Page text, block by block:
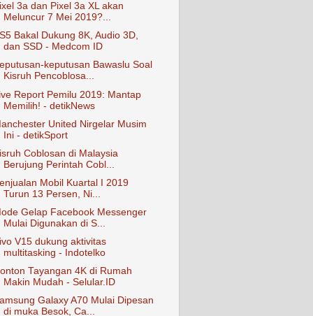
3a dan Pixel 3a XL akan
Meluncur 7 Mei 2019?...
Bakal Dukung 8K, Audio 3D,
dan SSD - Medcom ID
keputusan Bawaslu Soal
Kisruh Pencoblosa...
Report Pemilu 2019: Mantap
Memilih! - detikNews
United Nirgelar Musim
Ini - detikSport
Coblosan di Malaysia
Berujung Perintah Cobl...
Mobil Kuartal I 2019
Turun 13 Persen, Ni...
Gelap Facebook Messenger
Mulai Digunakan di S...
V15 dukung aktivitas
multitasking - Indotelko
Tayangan 4K di Rumah
Makin Mudah - Selular.ID
Galaxy A70 Mulai Dipesan
di muka Besok, Ca...